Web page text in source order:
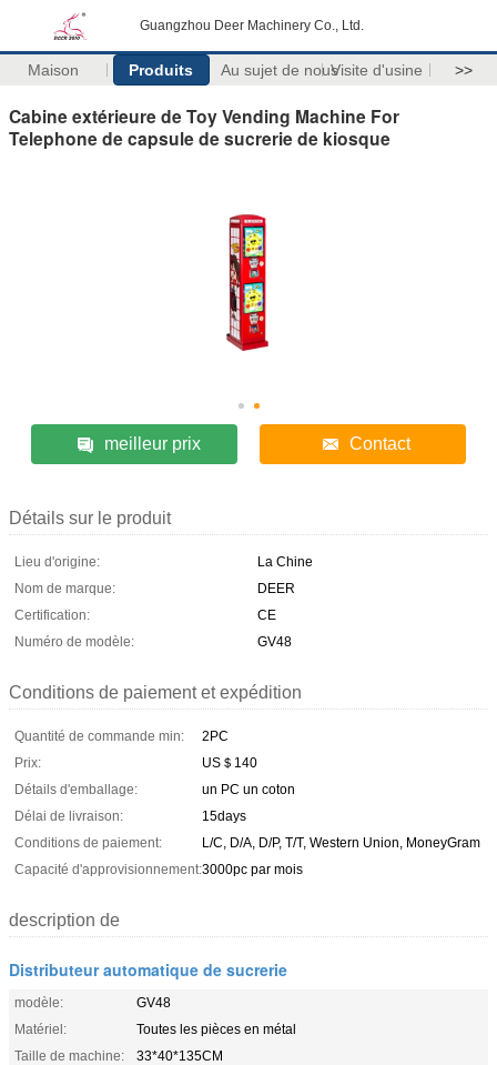
Guangzhou Deer Machinery Co., Ltd.
Maison Produits Au sujet de nousVisite d'usine >>
Cabine extérieure de Toy Vending Machine For
Telephone de capsule de sucrerie de kiosque
meilleur prix Contact
Détails sur le produit
Lieu d'origine:
La Chine
Nom de marque:
DEER
Certification:
CE
Numéro de modèle:
GV48
Conditions de paiement et expédition
Quantité de commande min:
2PC
Prix:
US＄140
Détails d'emballage:
un PC un coton
Délai de livraison:
15days
Conditions de paiement:
L/C, D/A, D/P, T/T, Western Union, MoneyGram
Capacité d'approvisionnement:3000pc par mois
description de
Distributeur automatique de sucrerie
modèle:
GV48
Matériel:
Toutes les pièces en métal
Taille de machine:
33*40*135CM